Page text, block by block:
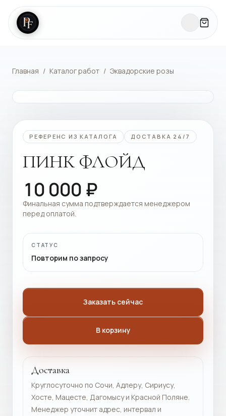
Главная / Каталог работ / Эквадорские розы
РЕФЕРЕНС ИЗ КАТАЛОГА ДОСТАВКА 24/7
ПИНК ФЛОЙД
10 000 ₽
Финальная сумма подтверждается менеджером
перед оплатой.
СТАТУС
Повторим по запросу
Заказать сейчас
В корзину
Доставка
Круглосуточно по Сочи, Адлеру, Сириусу,
Хосте, Мацесте, Дагомысу и Красной Поляне.
Менеджер уточнит адрес, интервал и